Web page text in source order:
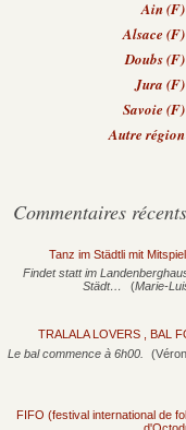
Ain (F)
Alsace (F)
Doubs (F)
Jura (F)
Savoie (F)
Autre région
Commentaires récents
Tanz im Städtli mit
Findet statt im
Städt…
(Marie-
TRALALA LOVERS , BAL
Le bal commence à 6h00.
FIFO (festival international de